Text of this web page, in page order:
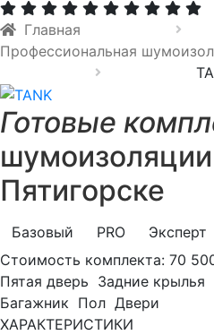
Главная
Профессиональная
Готовые
Пятигорске
Базовый PRO Эксперт
Стоимость комплекта: 70
Пятая дверь Задние крылья
Багажник Пол Двери
ХАРАКТЕРИСТИКИ